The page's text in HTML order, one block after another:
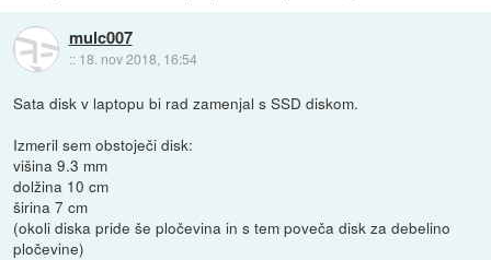
mulc007
:: 18. nov 2018, 16:54
Sata disk v laptopu bi rad zamenjal s SSD diskom.
Izmeril sem obstoječi disk:
višina 9.3 mm
dolžina 10 cm
širina 7 cm
(okoli diska pride še pločevina in s tem poveča disk za debelino
pločevine)